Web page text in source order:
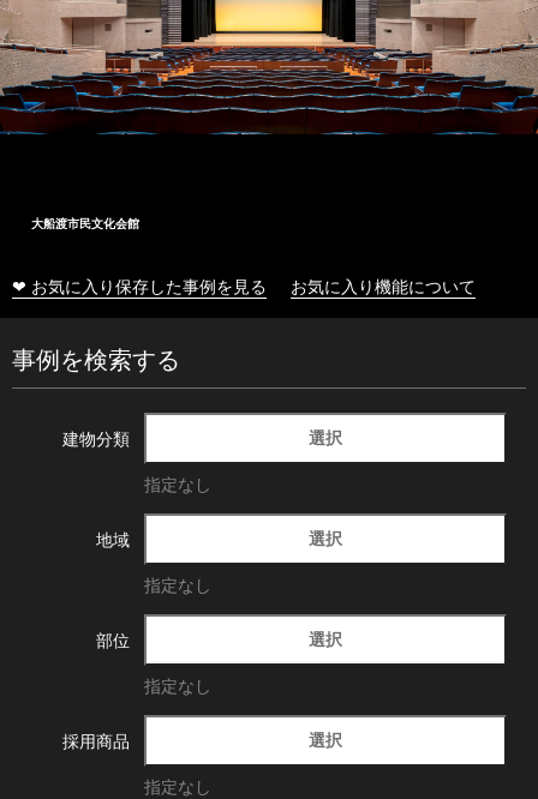
大船渡市民文化会館
❤ お気に入り保存した事例を見る お気に入り機能について
事例を検索する
建物分類 選択
指定なし
地域 選択
指定なし
部位 選択
指定なし
採用商品 選択
指定なし